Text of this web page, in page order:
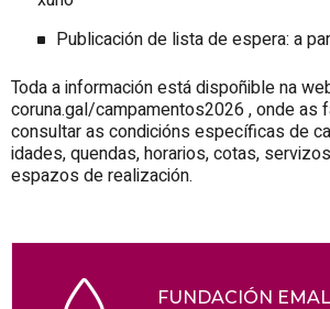
Publicación de lista de espera: a
Toda a información está dispoñible na
coruna.gal/campamentos2026 , onde as
consultar as condicións específicas de
idades, quendas, horarios, cotas,
espazos de realización.
FUNDACIÓN